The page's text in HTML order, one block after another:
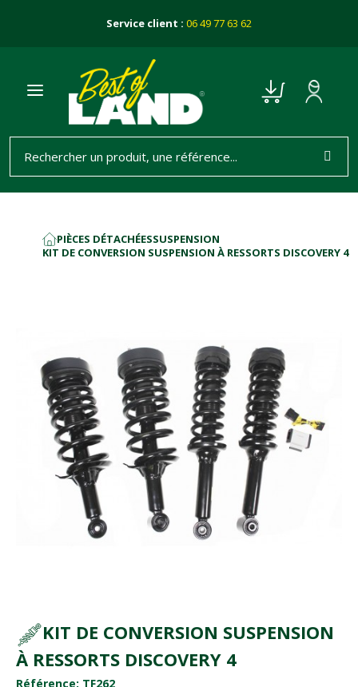
Service client : 06 49 77 63 62
ACCUEIL
PIÈCES DÉTACHÉESSUSPENSION
KIT DE CONVERSION SUSPENSION À RESSORTS DISCOVERY 4
KIT DE CONVERSION SUSPENSION
À RESSORTS DISCOVERY 4
Référence: TF262